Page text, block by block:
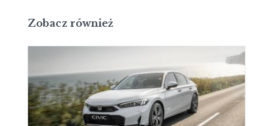
Zobacz również